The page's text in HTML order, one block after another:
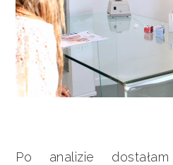
Po analizie